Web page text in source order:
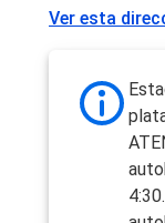
Ver esta